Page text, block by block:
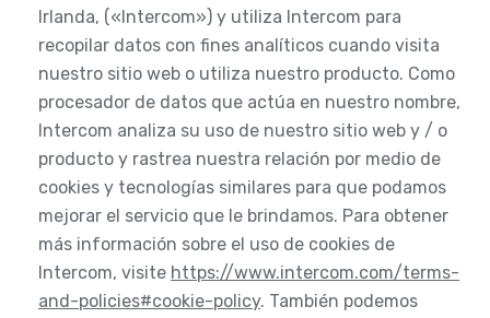
Irlanda, («Intercom») y utiliza Intercom para
recopilar datos con fines analíticos cuando visita
nuestro sitio web o utiliza nuestro producto. Como
procesador de datos que actúa en nuestro nombre,
Intercom analiza su uso de nuestro sitio web y / o
producto y rastrea nuestra relación por medio de
cookies y tecnologías similares para que podamos
mejorar el servicio que le brindamos. Para obtener
más información sobre el uso de cookies de
Intercom, visite https://www.intercom.com/terms-
and-policies#cookie-policy. También podemos